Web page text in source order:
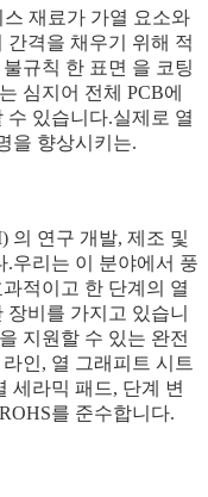
재료가 가열 요소와
간격을 채우기 위해 적
규칙 한 표면 을 코팅
심지어 전체 PCB에
있습니다.실제로 열
을 향상시키는.
의 연구 개발, 제조 및
우리는 이 분야에서 풍
적이고 한 단계의 열
비를 가지고 있습니
지원할 수 있는 완전
인, 열 그래피트 시트
세라믹 패드, 단계 변
를 준수합니다.